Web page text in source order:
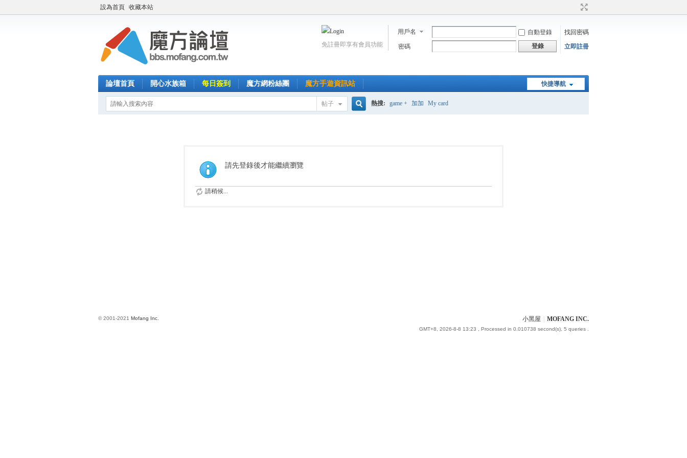
設為首頁 收藏本站
用戶名 自動登錄
找回密碼
密碼
登錄 立即註冊
免註冊即享有會員功能
快捷導航
論壇首頁 開心水族箱 每日簽到 魔方網粉絲團 魔方手遊資訊站
帖子 熱搜: game + 加加 My card
請先登錄後才能繼續瀏覽
請稍候...
小黑屋 MOFANG INC.
GMT+8, 2026-8-8 13:23 , Processed in 0.010738 second(s), 5 queries .
© 2001-2021 Mofang Inc.